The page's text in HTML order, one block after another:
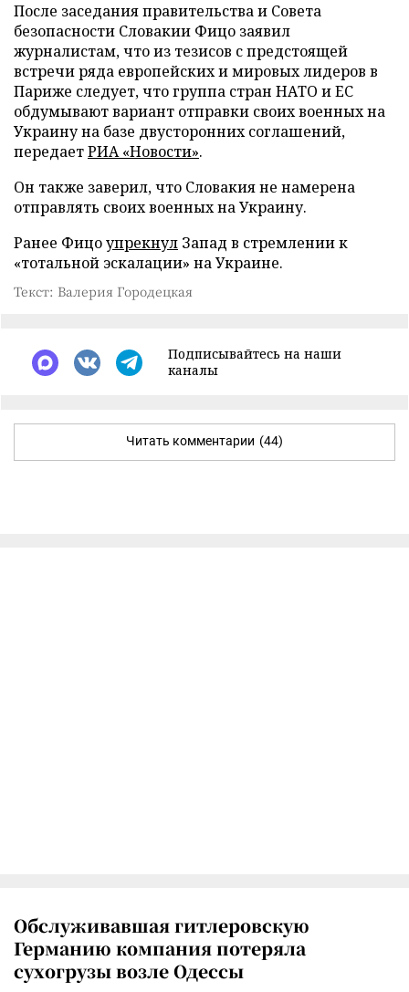
После заседания правительства и Совета
безопасности Словакии Фицо заявил
журналистам, что из тезисов с предстоящей
встречи ряда европейских и мировых лидеров в
Париже следует, что группа стран НАТО и ЕС
обдумывают вариант отправки своих военных на
Украину на базе двусторонних соглашений,
передаетРИА «Новости».
Он также заверил, что Словакия не намерена
отправлять своих военных на Украину.
Ранее Фицоупрекнул Запад в стремлении к
«тотальной эскалации» на Украине.
Текст: Валерия Городецкая
Подписывайтесь на наши
каналы
Читать комментарии (44)
Обслуживавшая гитлеровскую
Германию компания потеряла
сухогрузы возле Одессы